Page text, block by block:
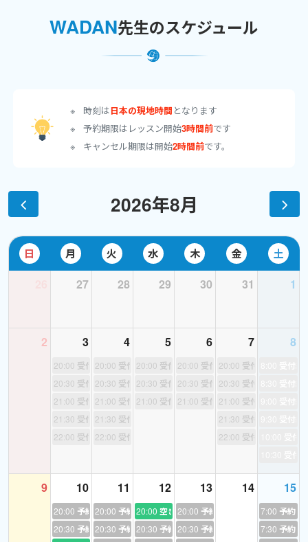
こんな私の拙い経験から、英語を学びたい皆さんの少しでもお役
に立てれば。。。と思いワールドトークで英会話講師になって8年
耳慣らしや語彙力を増やすためにインプットは大切です。【CNN
ニュース】や【音読したい名言集】を使ってリスニング向上を目指
しましょう！
英語のニュースを聞いたり読んだりするだけでなく、それについ
ィスカッション形式でレッスンを進めるのが私の得意なレッス
ン・スタイルです。
またご希望があれば、重点的に発音矯正指導もしています。音素
練習することで発音が上達し、リスニング強化につながります。
ビジネス英語を学びたい方
外資系企業に転職予定の方
海外駐在予定のある方
【スケジュール】
日本時間の平日＜月、火、木＞夜20:00-22:00の時間帯と毎週 土曜
日朝7時から12時まで主にレッスンを行なっております。
WADAN先生のスケジュール
時刻は日本の現地時間 となります
予約期限はレッスン開始3時間前です
キャンセル期限は開始2時間前です。
2026年8月
日 月 火 水 木 金 土
27 28 29 30 31 1
2 3
20:00 受付終了
20:30 受付終了
21:00 受付終了
21:30 受付終了
22:00 受付終了
4
20:00 受付終了
20:30 受付終了
21:00 受付終了
21:30 受付終了
22:00 受付終了
5
20:00 受付終了
20:30 受付終了
21:00 受付終了
6
20:00 受付終了
20:30 受付終了
21:00 受付終了
7
20:00 受付終了
20:30 受付終了
21:00 受付終了
21:30 受付終了
22:00 受付終了
8
9 10
20:00 予約あり
20:30 予約あり
11
20:00 予約あり
20:30 予約あり
12
20:00 空き
20:30 予約あり
13
20:00 予約あり
20:30 予約あり
14 15
7:00 予約あ
7:30 予約あ